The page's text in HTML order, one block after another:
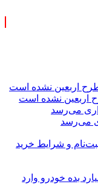
می‌رسد
و شرایط خرید
با سهمیه اقامت / ۸ میلیارد بده خودرو وارد